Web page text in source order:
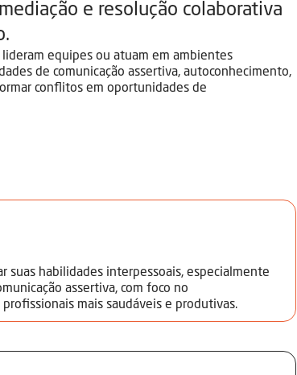
e resolução colaborativa
equipes ou atuam em ambientes
de comunicação assertiva, autoconhecimento,
conflitos em oportunidades de
suas habilidades interpessoais, especialmente
assertiva, com foco no
mais saudáveis e produtivas.